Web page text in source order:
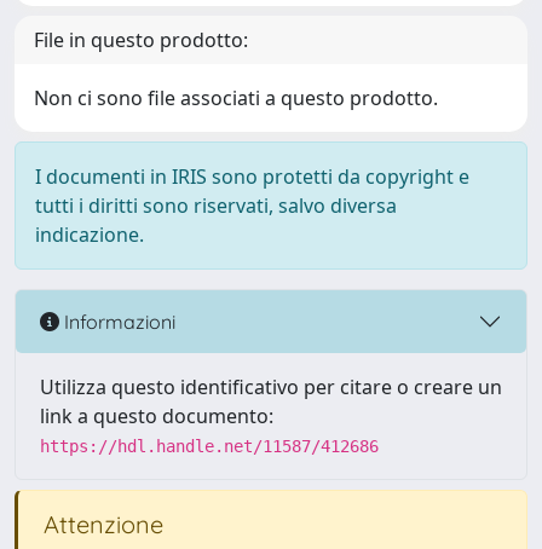
File in questo prodotto:
Non ci sono file associati a questo prodotto.
I documenti in IRIS sono protetti da copyright e
tutti i diritti sono riservati, salvo diversa
indicazione.
Informazioni
Utilizza questo identificativo per citare o creare un
link a questo documento:
https://hdl.handle.net/11587/412686
Attenzione